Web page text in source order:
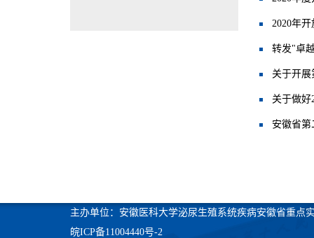
2020年
转发"卓
关于开展
关于做好
安徽省
主办单位：安徽医科大学泌尿生殖系统疾病安徽省重点
皖ICP备11004440号-2